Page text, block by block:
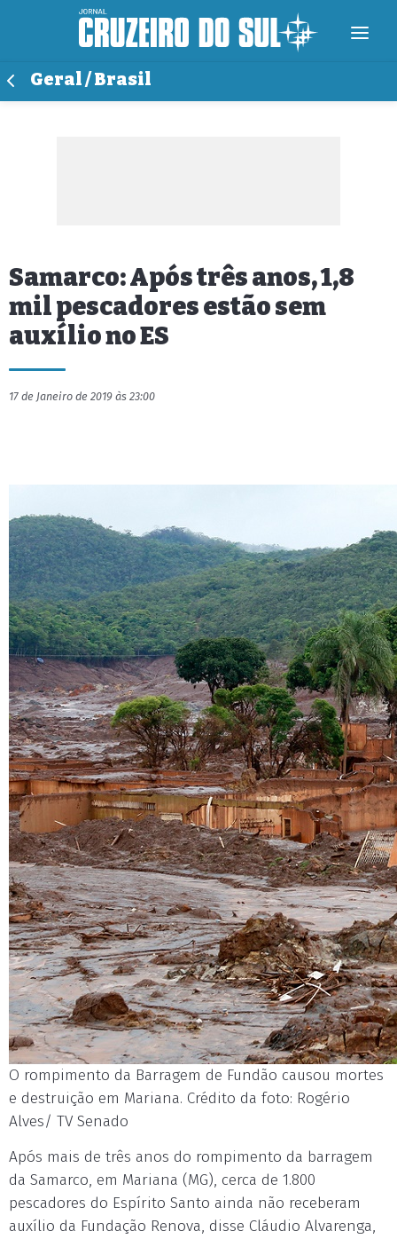
Geral / Brasil
Samarco: Após três anos, 1,8
mil pescadores estão sem
auxílio no ES
17 de Janeiro de 2019 às 23:00
O rompimento da Barragem de Fundão causou mortes
e destruição em Mariana. Crédito da foto: Rogério
Alves/ TV Senado
Após mais de três anos do rompimento da barragem
da Samarco, em Mariana (MG), cerca de 1.800
pescadores do Espírito Santo ainda não receberam
auxílio da Fundação Renova, disse Cláudio Alvarenga,